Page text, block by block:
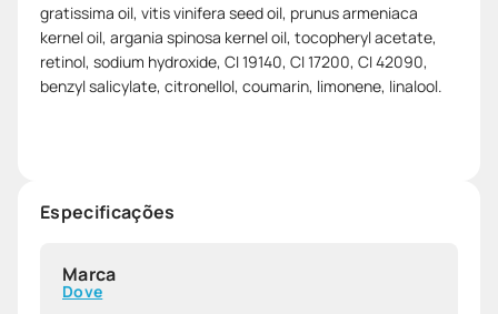
gratissima oil, vitis vinifera seed oil, prunus armeniaca
kernel oil, argania spinosa kernel oil, tocopheryl acetate,
retinol, sodium hydroxide, CI 19140, CI 17200, CI 42090,
benzyl salicylate, citronellol, coumarin, limonene, linalool.
Especificações
Marca
Dove